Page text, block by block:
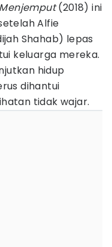
(2018) ini
Alfie
Shahab) lepas
keluarga mereka.
hidup
dihantui
tidak wajar.